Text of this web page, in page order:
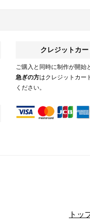
クレジットカ
ご購入と同時に制作が開始
急ぎの方はクレジットカー
ください。
トッ